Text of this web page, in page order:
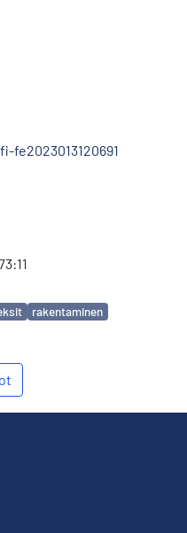
rakentaminen